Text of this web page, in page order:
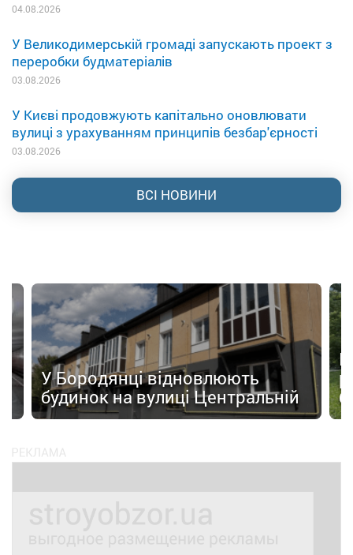
04.08.2026
У Великодимерській громаді запускають проект з
переробки будматеріалів
03.08.2026
У Києві продовжують капітально оновлювати
вулиці з урахуванням принципів безбар'єрності
03.08.2026
ВСІ НОВИНИ
У Бородянці відновлюють
будинок на вулиці Центральній